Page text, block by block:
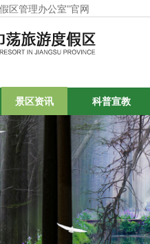
区管理办公室”官网
景区资讯 科普宣教